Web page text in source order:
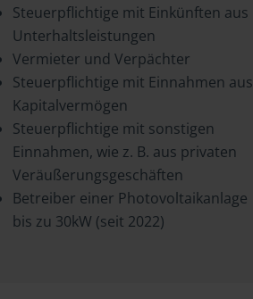
Steuerpflichtige mit Einkünften aus
Unterhaltsleistungen
Vermieter und Verpächter
Steuerpflichtige mit Einnahmen aus
Kapitalvermögen
Steuerpflichtige mit sonstigen
Einnahmen, wie z. B. aus privaten
Veräußerungsgeschäften
Betreiber einer Photovoltaikanlage
bis zu 30kW (seit 2022)